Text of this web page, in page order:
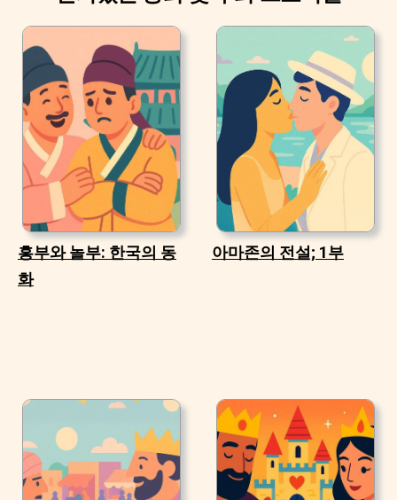
흥부와 놀부: 한국의 동
화
아마존의 전설; 1부